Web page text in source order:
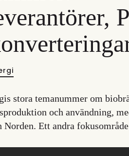
stora temanummer om
och användning,
Norden. Ett andra